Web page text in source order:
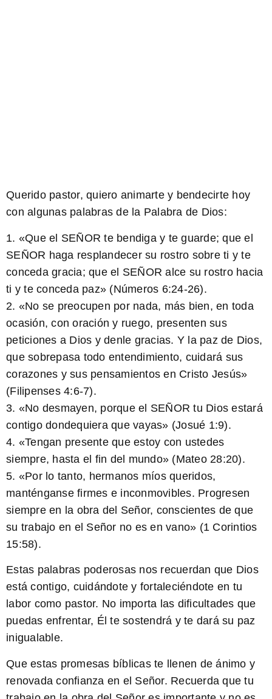
Querido pastor, quiero animarte y bendecirte hoy
con algunas palabras de la Palabra de Dios:
1. «Que el SEÑOR te bendiga y te guarde; que el
SEÑOR haga resplandecer su rostro sobre ti y te
conceda gracia; que el SEÑOR alce su rostro hacia
ti y te conceda paz» (Números 6:24-26).
2. «No se preocupen por nada, más bien, en toda
ocasión, con oración y ruego, presenten sus
peticiones a Dios y denle gracias. Y la paz de Dios,
que sobrepasa todo entendimiento, cuidará sus
corazones y sus pensamientos en Cristo Jesús»
(Filipenses 4:6-7).
3. «No desmayen, porque el SEÑOR tu Dios estará
contigo dondequiera que vayas» (Josué 1:9).
4. «Tengan presente que estoy con ustedes
siempre, hasta el fin del mundo» (Mateo 28:20).
5. «Por lo tanto, hermanos míos queridos,
manténganse firmes e inconmovibles. Progresen
siempre en la obra del Señor, conscientes de que
su trabajo en el Señor no es en vano» (1 Corintios
15:58).
Estas palabras poderosas nos recuerdan que Dios
está contigo, cuidándote y fortaleciéndote en tu
labor como pastor. No importa las dificultades que
puedas enfrentar, Él te sostendrá y te dará su paz
inigualable.
Que estas promesas bíblicas te llenen de ánimo y
renovada confianza en el Señor. Recuerda que tu